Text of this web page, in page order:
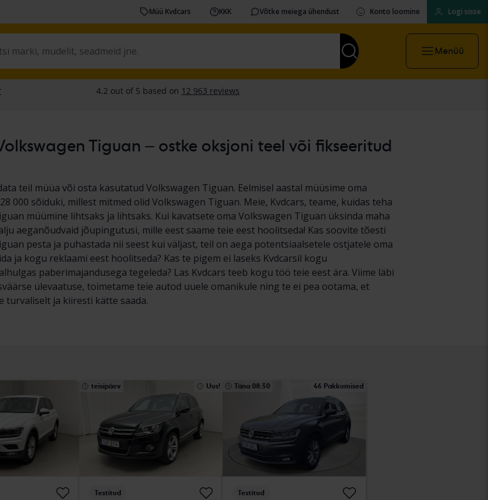
Müü Kvdcars KKK Võtke meiega ühendust Konto loomine Logi sisse
Menüü
Tiguan – ostke oksjoni teel või fikseeritud
teil müüa või osta kasutatud Volkswagen Tiguan. Eelmisel aastal müüsime oma
000 sõiduki, millest mitmed olid Volkswagen Tiguan. Meie, Kvdcars, teame, kuidas teha
müümine lihtsaks ja lihtsaks. Kui kavatsete oma Volkswagen Tiguan üksinda maha
aeganõudvaid jõupingutusi, mille eest saame teie eest hoolitseda! Kas soovite tõesti
pesta ja puhastada nii seest kui väljast, teil on aega potentsiaalsetele ostjatele oma
ja kogu reklaami eest hoolitseda? Kas te pigem ei laseks Kvdcarsil kogu
paberimajandusega tegeleda? Las Kvdcars teeb kogu töö teie eest ära. Viime läbi
ülevaatuse, toimetame teie autod uuele omanikule ning te ei pea ootama, et
turvaliselt ja kiiresti kätte saada.
teisipäev Uus!
Testitud
Täna 08:30 46 Pakkumised
Testitud